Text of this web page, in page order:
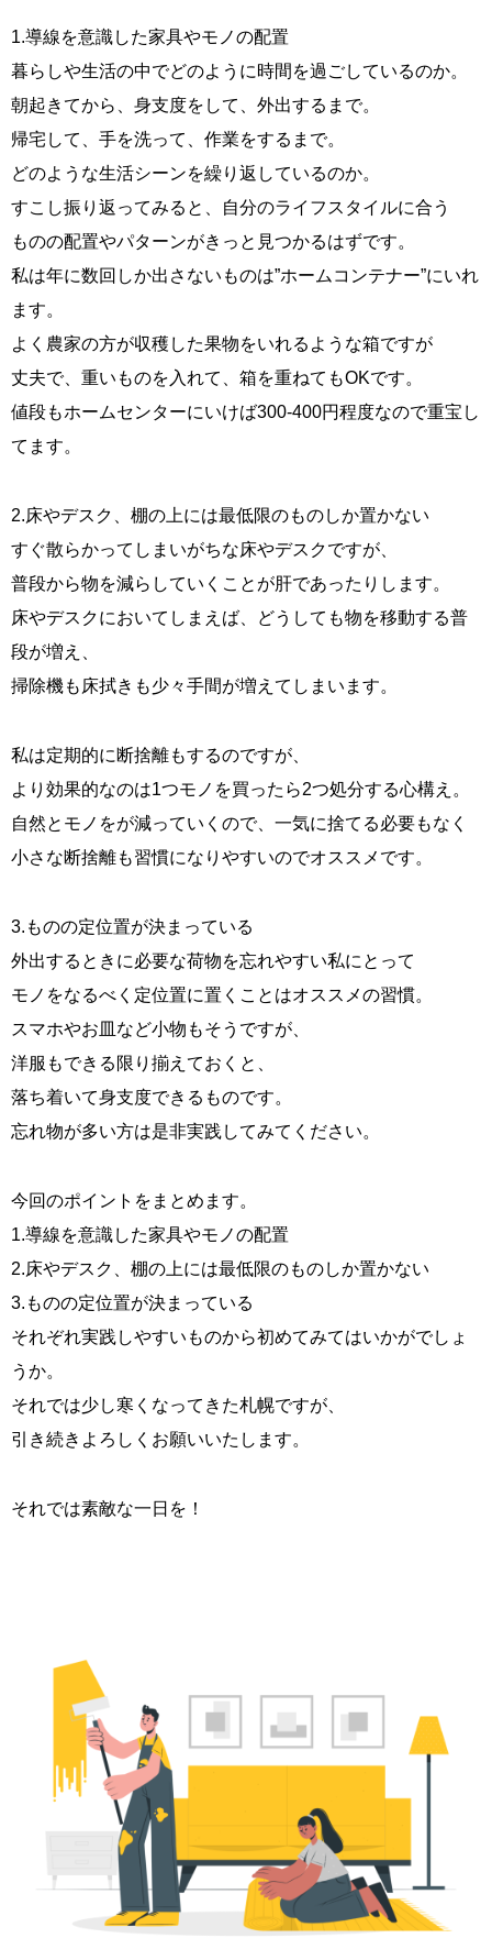
1.導線を意識した家具やモノの配置
暮らしや生活の中でどのように時間を過ごしているのか。
朝起きてから、身支度をして、外出するまで。
帰宅して、手を洗って、作業をするまで。
どのような生活シーンを繰り返しているのか。
すこし振り返ってみると、自分のライフスタイルに合う
ものの配置やパターンがきっと見つかるはずです。
私は年に数回しか出さないものは”ホームコンテナー”にいれ
ます。
よく農家の方が収穫した果物をいれるような箱ですが
丈夫で、重いものを入れて、箱を重ねてもOKです。
値段もホームセンターにいけば300-400円程度なので重宝し
てます。
2.床やデスク、棚の上には最低限のものしか置かない
すぐ散らかってしまいがちな床やデスクですが、
普段から物を減らしていくことが肝であったりします。
床やデスクにおいてしまえば、どうしても物を移動する普
段が増え、
掃除機も床拭きも少々手間が増えてしまいます。
私は定期的に断捨離もするのですが、
より効果的なのは1つモノを買ったら2つ処分する心構え。
自然とモノをが減っていくので、一気に捨てる必要もなく
小さな断捨離も習慣になりやすいのでオススメです。
3.ものの定位置が決まっている
外出するときに必要な荷物を忘れやすい私にとって
モノをなるべく定位置に置くことはオススメの習慣。
スマホやお皿など小物もそうですが、
洋服もできる限り揃えておくと、
落ち着いて身支度できるものです。
忘れ物が多い方は是非実践してみてください。
今回のポイントをまとめます。
1.導線を意識した家具やモノの配置
2.床やデスク、棚の上には最低限のものしか置かない
3.ものの定位置が決まっている
それぞれ実践しやすいものから初めてみてはいかがでしょ
うか。
それでは少し寒くなってきた札幌ですが、
引き続きよろしくお願いいたします。
それでは素敵な一日を！